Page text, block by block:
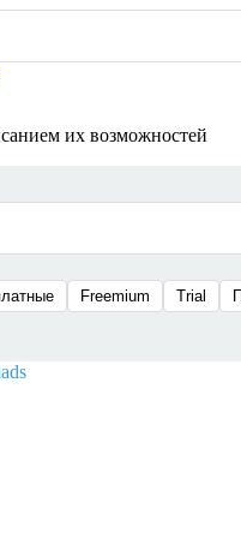
их возможностей
Freemium Trial